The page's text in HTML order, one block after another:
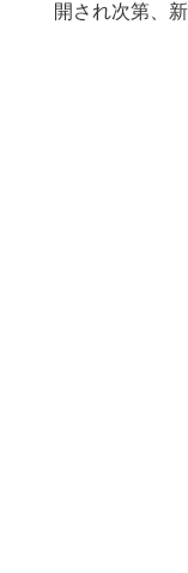
開され次第、